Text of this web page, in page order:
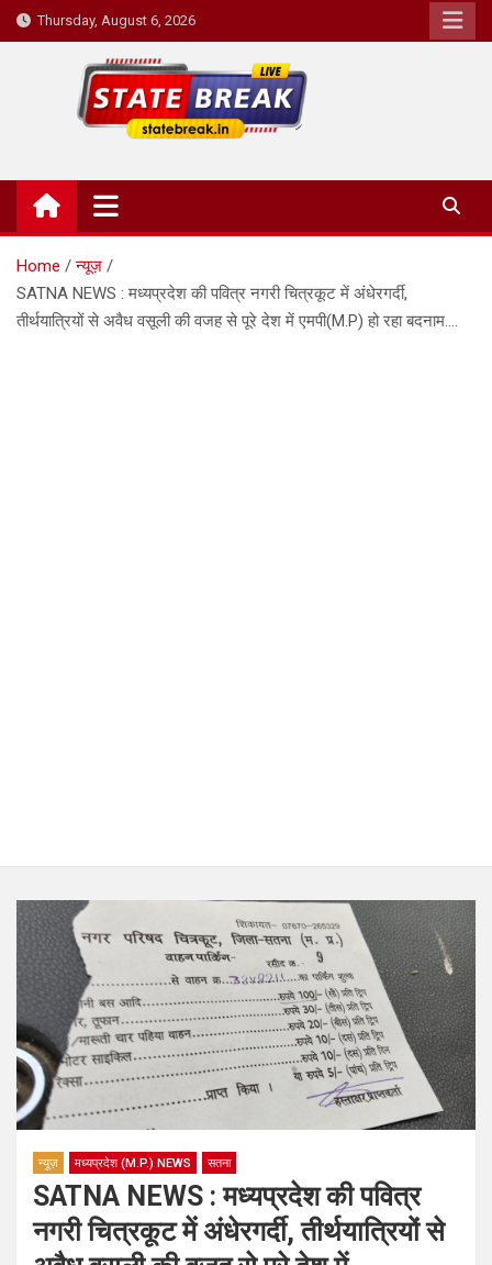
Skip
to
Thursday, August 6, 2026
State Break
Home
न्यूज़
SATNA NEWS : मध्यप्रदेश की पवित्र नगरी चित्रकूट में अंधेरगर्दी,
तीर्थयात्रियों से अवैध वसूली की वजह से पूरे देश में एमपी(M.P) हो रहा बदनाम….
न्यूज़ मध्यप्रदेश (M.P.) NEWS सतना
SATNA NEWS : मध्यप्रदेश की पवित्र
नगरी चित्रकूट में अंधेरगर्दी, तीर्थयात्रियों से